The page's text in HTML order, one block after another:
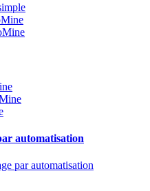
automatisation
par automatisation